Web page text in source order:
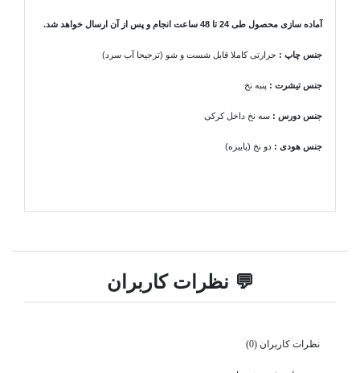
آماده سازی محصول طی 24 تا 48 ساعت انجام و پس از آن ارسال خواهد شد.
جنس چاپ : حرارتی کاملا قابل شست و شو (ترجیحا آب سرد)
جنس تیشرت : پنبه نخ
جنس دورس : سه نخ داخل کرکی
جنس هودی : دو نخ (پاییزه)
💬 نظرات کاربران
نظرات کاربران (0)